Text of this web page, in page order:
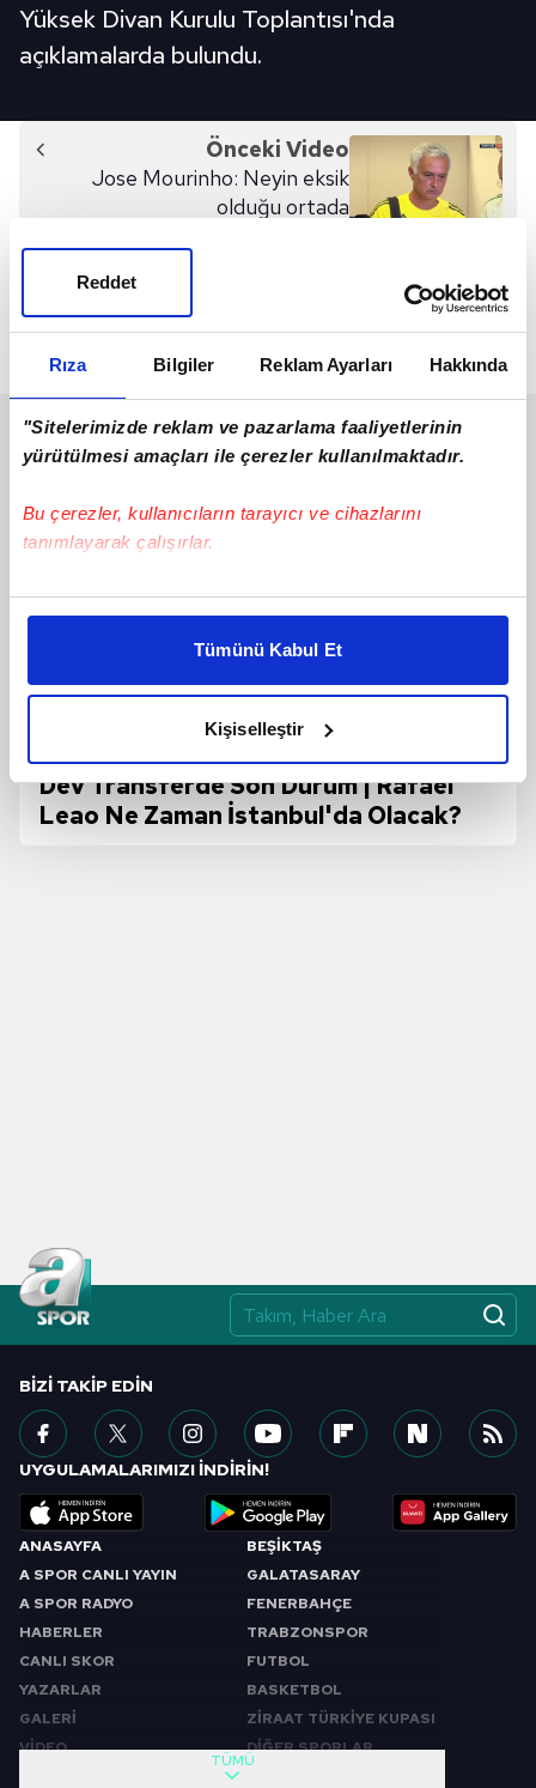
Rıza Bilgiler Reklam Ayarları Hakkında
"Sitelerimizde reklam ve pazarlama faaliyetlerinin
yürütülmesi amaçları ile çerezler kullanılmaktadır.
Bu çerezler, kullanıcıların tarayıcı ve cihazlarını
tanımlayarak çalışırlar.
Bu çerezlere izin vermeniz halinde sizlere özel
daha iyi reklam deneyimi yaşatabiliriz. Bunu yaparken
amacımızın size daha iyi bir reklam deneyimi sunmak
elimizden gelen çabayı gösterdiğimizi ve bu noktada,
kalemimiz olduğunu sizlere hatırlatmak isteriz.
Çerezlere ilişkin tercihlerinizi aşağıda yer alan panel
vasıtasıyla belirleyebilirsiniz. Çerezlere ilişkin detaylı bilgi
için Ayarlar butonuna tıklayabilir, Çerez Bilgilendirme
Metnimiziziyaret edebilirsiniz.
hazırlanmış Aydınlatma Metnimizi okumak ve sitemizde
ilgili mevzuata uygun olarak kullanılan çerezlerle ilgili bilgi
almak için lütfen
tıklayınız.
Tümünü Kabul Et
Kişiselleştir
Reddet
Yüksek Divan Kurulu Toplantısı'nda
açıklamalarda bulundu.
Önceki Video
Jose Mourinho: Neyin eksik
olduğu ortada
F.Bahçe'nin Yüksek Divan
SON 24 SAAT
Dev Transferde Son Durum | Rafael
Leao Ne Zaman İstanbul'da Olacak?
ANASAYFA
A SPOR CANLI YAYIN
A SPOR RADYO
HABERLER
CANLI SKOR
YAZARLAR
GALERİ
VİDEO
BEŞİKTAŞ
GALATASARAY
FENERBAHÇE
TRABZONSPOR
FUTBOL
BASKETBOL
ZİRAAT TÜRKİYE KUPASI
DİĞER SPORLAR
TÜMÜ
BIZI TAKIP EDIN
UYGULAMALARIMIZI İNDİRİN!